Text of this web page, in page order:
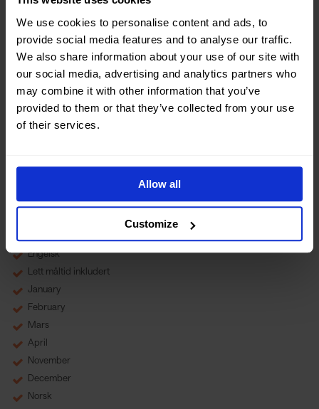
We use cookies to personalise content and ads, to
provide social media features and to analyse our traffic.
We also share information about your use of our site with
our social media, advertising and analytics partners who
may combine it with other information that you’ve
provided to them or that they’ve collected from your use
of their services.
Allow all
Customize
09 November
10 November
16 November
17 November
Produktinformasjon
Produktegenskaper
Engelsk
Lett måltid inkludert
January
February
Mars
April
November
December
Norsk